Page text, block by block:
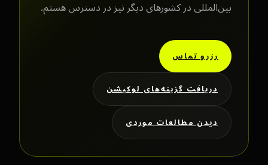
بین‌المللی در کشورهای دیگر نیز در دسترس هستم.
رزرو تماس
دریافت گزینه‌های لوکیشن
دیدن مطالعات موردی